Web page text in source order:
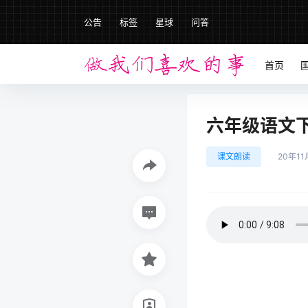
公告 标签 星球 问答
首页
六年级语文
课文朗读 20年11